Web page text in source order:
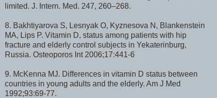
limited. J. Intern. Med. 247, 260–268.
8. Bakhtiyarova S, Lesnyak O, Kyznesova N, Blankenstein
MA, Lips P. Vitamin D, status among patients with hip
fracture and elderly control subjects in Yekaterinburg,
Russia. Osteoporos Int 2006;17:441-6
9. McKenna MJ. Differences in vitamin D status between
countries in young adults and the elderly. Am J Med
1992;93:69-77.